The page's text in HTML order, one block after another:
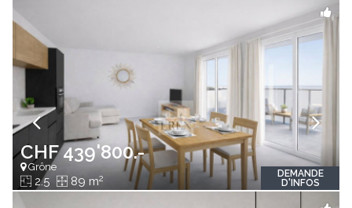
CHF 439'800.-
Grône
2.5 89 m2
DEMANDE
D'INFOS